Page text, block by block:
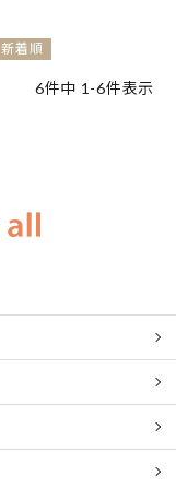
新着順
6件中 1 -6件表示